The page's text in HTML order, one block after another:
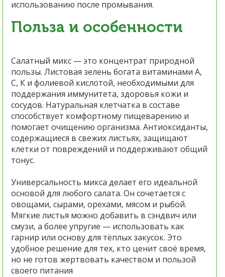
использованию после промывания.
Польза и особенности
Салатный микс — это концентрат природной
пользы. Листовая зелень богата витаминами А,
С, К и фолиевой кислотой, необходимыми для
поддержания иммунитета, здоровья кожи и
сосудов. Натуральная клетчатка в составе
способствует комфортному пищеварению и
помогает очищению организма. Антиоксиданты,
содержащиеся в свежих листьях, защищают
клетки от повреждений и поддерживают общий
тонус.
Универсальность микса делает его идеальной
основой для любого салата. Он сочетается с
овощами, сырами, орехами, мясом и рыбой.
Мягкие листья можно добавить в сэндвич или
смузи, а более упругие — использовать как
гарнир или основу для тёплых закусок. Это
удобное решение для тех, кто ценит своё время,
но не готов жертвовать качеством и пользой
своего питания